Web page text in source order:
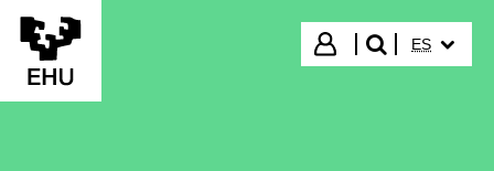
Saltar al contenido principal
Iniciar sesión
buscar"
ES